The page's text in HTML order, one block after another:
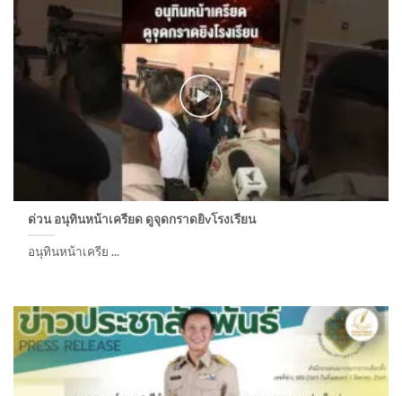
ด่วน อนุทินหน้าเครียด ดูจุดกราดยิvโรงเรียน ​
อนุทินหน้าเครีย ...